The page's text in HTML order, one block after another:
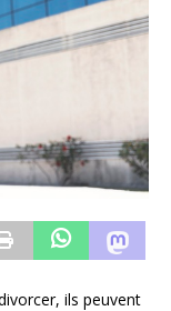
ils peuvent